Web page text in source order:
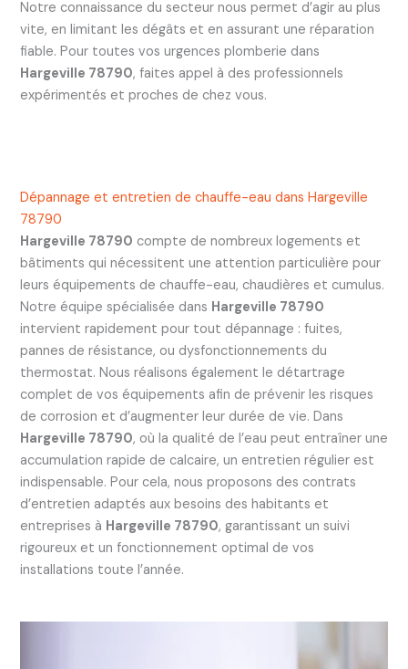
Notre connaissance du secteur nous permet d’agir au plus
vite, en limitant les dégâts et en assurant une réparation
fiable. Pour toutes vos urgences plomberie dans
Hargeville 78790, faites appel à des professionnels
expérimentés et proches de chez vous.
Dépannage et entretien de chauffe-eau dans Hargeville
78790
Hargeville 78790 compte de nombreux logements et
bâtiments qui nécessitent une attention particulière pour
leurs équipements de chauffe-eau, chaudières et cumulus.
Notre équipe spécialisée dans Hargeville 78790
intervient rapidement pour tout dépannage : fuites,
pannes de résistance, ou dysfonctionnements du
thermostat. Nous réalisons également le détartrage
complet de vos équipements afin de prévenir les risques
de corrosion et d’augmenter leur durée de vie. Dans
Hargeville 78790, où la qualité de l’eau peut entraîner une
accumulation rapide de calcaire, un entretien régulier est
indispensable. Pour cela, nous proposons des contrats
d’entretien adaptés aux besoins des habitants et
entreprises à Hargeville 78790, garantissant un suivi
rigoureux et un fonctionnement optimal de vos
installations toute l’année.